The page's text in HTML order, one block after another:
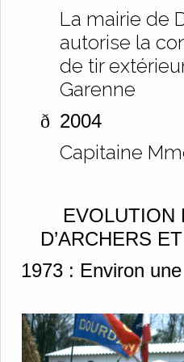
La mairie de
autorise la
de tir
Garenne
ð 2004
Capitaine
EVOLUTION
D’ARCHERS ET
1973 : Environ